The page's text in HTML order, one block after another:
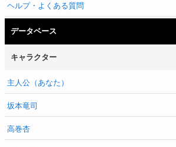
ヘルプ・よくある質問
データベース
キャラクター
主人公（あなた）
坂本竜司
高巻杏